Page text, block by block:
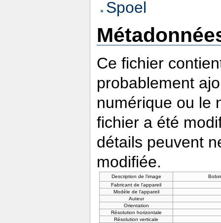
Spoel
Ce fichier
probablement
numérique ou le
fichier a été
détails peuvent
modifiée.
Description de l'image
Fabricant de l'appareil
Modèle de l'appareil
Auteur
Orientation
Résolution horizontale
Résolution verticale